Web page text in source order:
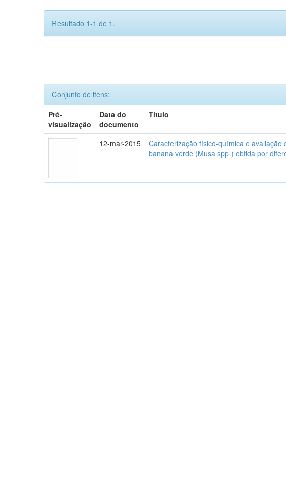
Resultado 1-1 de 1.
Conjunto de itens:
Pré-
visualização
Data do
documento
Título
12-mar-2015
Caracterização físico-química e
banana verde (Musa spp.) obtida por